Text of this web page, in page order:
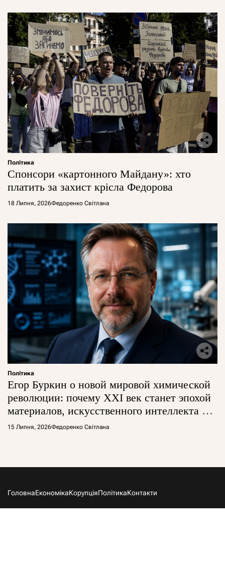
Політика
Спонсори «картонного Майдану»: хто
платить за захист крісла Федорова
18 Липня, 2026Федоренко Світлана
Політика
Егор Буркин о новой мировой химической
революции: почему XXI век станет эпохой
материалов, искусственного интеллекта и
глобальной борьбы за технологии
15 Липня, 2026Федоренко Світлана
ГоловнаЕкономікаКорупціяПолітикаКонтакти